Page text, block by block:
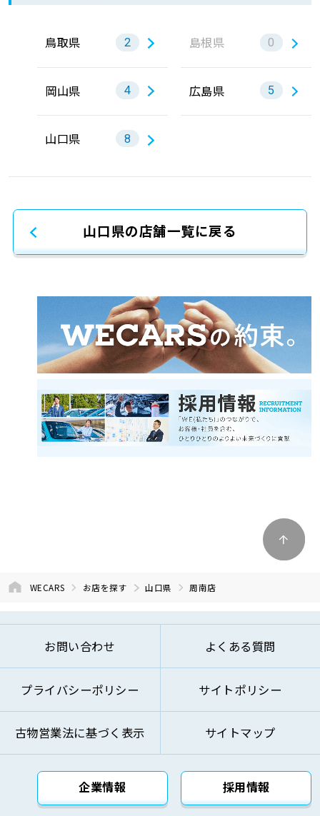
鳥取県 2 島根県 0
岡山県 4 広島県 5
山口県 8
山口県の店舗一覧に戻る
WECARS お店を探す 山口県 周南店
お問い合わせ よくある質問
プライバシーポリシー サイトポリシー
古物営業法に基づく表示 サイトマップ
企業情報 採用情報